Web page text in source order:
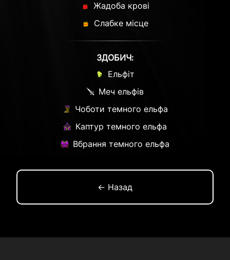
Жадоба крові
Слабке місце
ЗДОБИЧ:
Ельфіт
Меч ельфів
Чоботи темного ельфа
Каптур темного ельфа
Вбрання темного ельфа
← Назад